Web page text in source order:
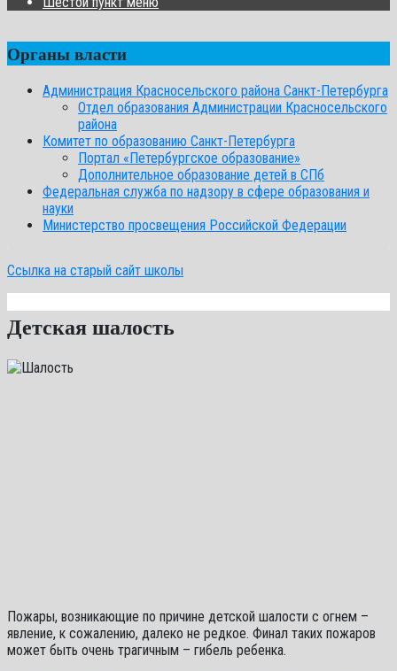
Органы власти
Администрация Красносельского района Санкт-Петербурга
Отдел образования Администрации Красносельского
района
Комитет по образованию Санкт-Петербурга
Портал «Петербургское образование»
Дополнительное образование детей в СПб
Федеральная служба по надзору в сфере образования и
науки
Министерство просвещения Российской Федерации
Ссылка на старый сайт школы
Детская шалость
Пожары, возникающие по причине детской шалости с огнем –
явление, к сожалению, далеко не редкое. Финал таких пожаров
может быть очень трагичным – гибель ребенка.